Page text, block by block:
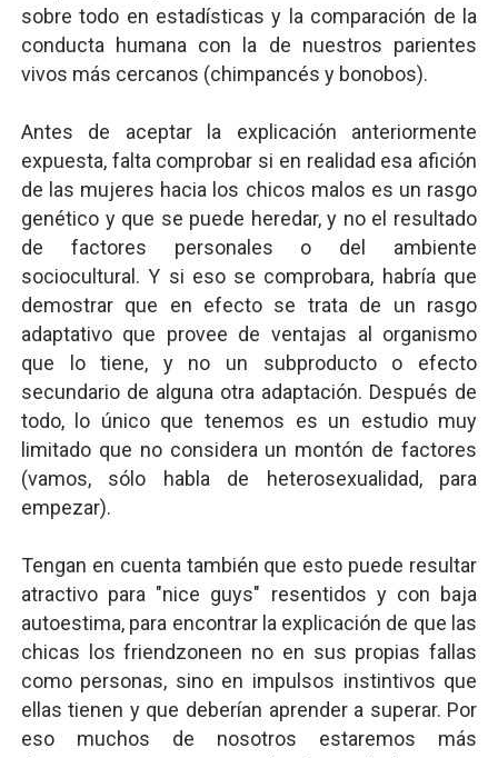
sobre todo en estadísticas y la comparación de la
conducta humana con la de nuestros parientes
vivos más cercanos (chimpancés y bonobos).
Antes de aceptar la explicación anteriormente
expuesta, falta comprobar si en realidad esa afición
de las mujeres hacia los chicos malos es un rasgo
genético y que se puede heredar, y no el resultado
de factores personales o del ambiente
sociocultural. Y si eso se comprobara, habría que
demostrar que en efecto se trata de un rasgo
adaptativo que provee de ventajas al organismo
que lo tiene, y no un subproducto o efecto
secundario de alguna otra adaptación. Después de
todo, lo único que tenemos es un estudio muy
limitado que no considera un montón de factores
(vamos, sólo habla de heterosexualidad, para
empezar).
Tengan en cuenta también que esto puede resultar
atractivo para "nice guys" resentidos y con baja
autoestima, para encontrar la explicación de que las
chicas los friendzoneen no en sus propias fallas
como personas, sino en impulsos instintivos que
ellas tienen y que deberían aprender a superar. Por
eso muchos de nosotros estaremos más